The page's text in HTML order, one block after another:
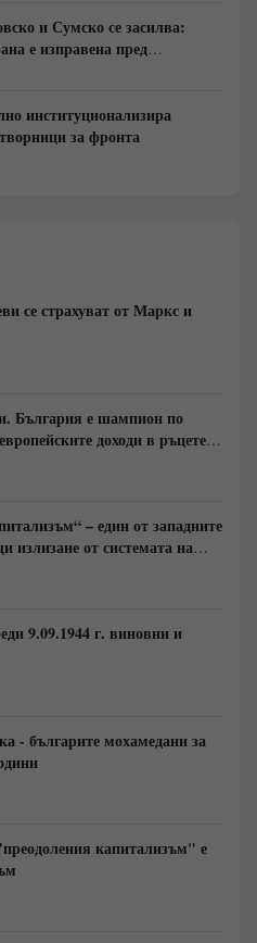
и Сумско се засилва:
е изправена пред
институционализира
за фронта
се страхуват от Маркс и
България е шампион по
доходи в ръцете
надминава и САЩ
– един от западните
излизане от системата на
9.09.1944 г. виновни и
- българите мохамедани за
капитализъм" е